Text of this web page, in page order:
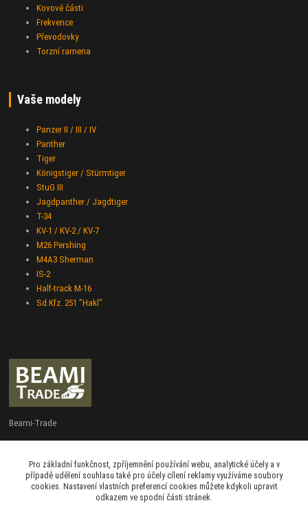
Kovové části
Frekvence
Převodovky
Torzní ramena
Vaše modely
Panzer II / III / IV
Panther
Tiger
Königstiger / Stürmtiger
StuG III
Jagdpanther / Jagdtiger
T-34
KV-1 / KV-2 / KV-7
M26 Pershing
M4A3 Sherman
IS-2
Half-track M-16
Sd.Kfz. 251 "Hakl"
Beami-Trade
Po - Pá 9:00 - 16:00
admin@beami-trade.cz
Pro základní funkčnost, zpříjemnění používání webu, analytické účely a v
případě udělení souhlasu také pro účely cílení reklamy využíváme soubory
cookies. Nastavení vlastních preferencí cookies můžete kdykoli upravit
odkazem ve spodní části stránek.